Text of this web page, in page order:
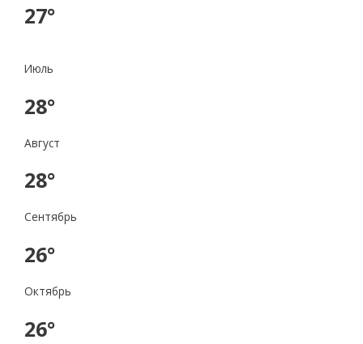
27°
Июль
28°
Август
28°
Сентябрь
26°
Октябрь
26°